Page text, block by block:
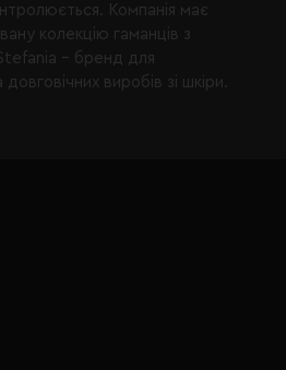
Компанія має
колекцію гаманців з
– бренд для
довговічних виробів зі шкіри.